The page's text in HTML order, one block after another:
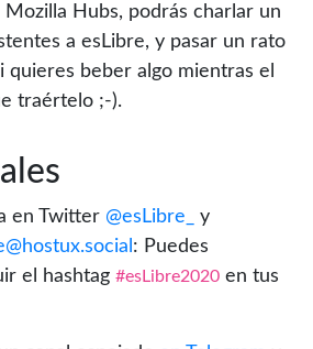
Hubs, podrás charlar un
a esLibre, y pasar un rato
quieres beber algo mientras el
traértelo ;-).
en Twitter @esLibre_
y
: Puedes
el hashtag #esLibre2020 en tus